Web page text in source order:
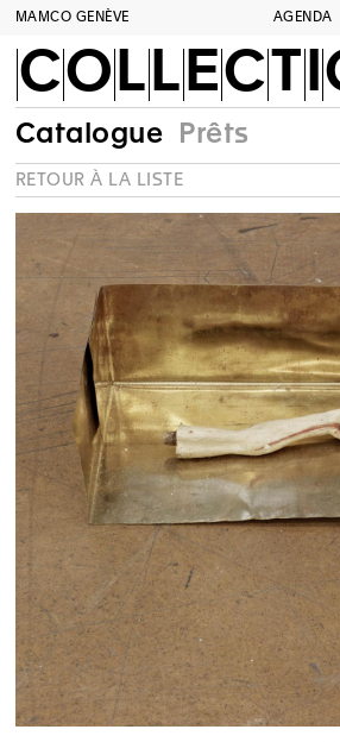
MAMCO GENÈVE AGENDA
Catalogue Prêts
RETOUR À LA LISTE